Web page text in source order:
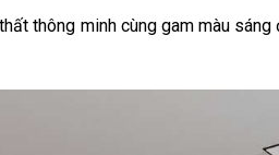
thông minh cùng gam màu